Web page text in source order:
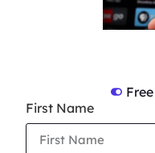
First Name